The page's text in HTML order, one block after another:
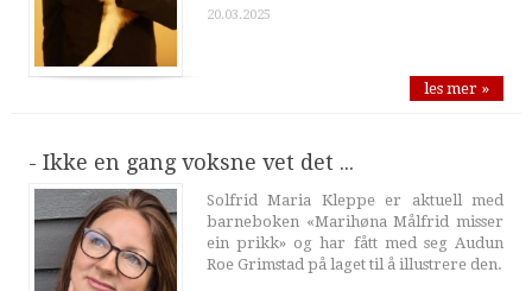
20.03.2025
les mer »
- Ikke en gang voksne vet det ...
Solfrid Maria Kleppe er aktuell med
barneboken «Marihøna Målfrid misser
ein prikk» og har fått med seg Audun
Roe Grimstad på laget til å illustrere den.